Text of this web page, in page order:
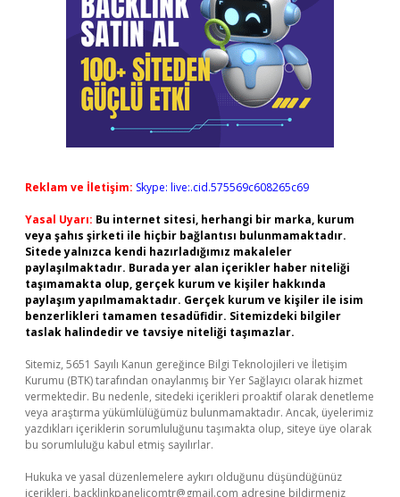
Reklam ve İletişim: Skype: live:.cid.575569c608265c69
Yasal Uyarı: Bu internet sitesi, herhangi bir marka, kurum
veya şahıs şirketi ile hiçbir bağlantısı bulunmamaktadır.
Sitede yalnızca kendi hazırladığımız makaleler
paylaşılmaktadır. Burada yer alan içerikler haber niteliği
taşımamakta olup, gerçek kurum ve kişiler hakkında
paylaşım yapılmamaktadır. Gerçek kurum ve kişiler ile isim
benzerlikleri tamamen tesadüfidir. Sitemizdeki bilgiler
taslak halindedir ve tavsiye niteliği taşımazlar.
Sitemiz, 5651 Sayılı Kanun gereğince Bilgi Teknolojileri ve İletişim
Kurumu (BTK) tarafından onaylanmış bir Yer Sağlayıcı olarak hizmet
vermektedir. Bu nedenle, sitedeki içerikleri proaktif olarak denetleme
veya araştırma yükümlülüğümüz bulunmamaktadır. Ancak, üyelerimiz
yazdıkları içeriklerin sorumluluğunu taşımakta olup, siteye üye olarak
bu sorumluluğu kabul etmiş sayılırlar.
Hukuka ve yasal düzenlemelere aykırı olduğunu düşündüğünüz
içerikleri, backlinkpanelicomtr@gmail.com adresine bildirmeniz